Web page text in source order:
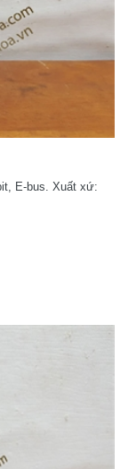
E-bus. Xuất xứ: